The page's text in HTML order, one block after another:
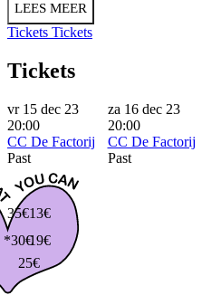
LEES MEER
Tickets Tickets
Tickets
vr 15 dec 23
20:00
CC De Factorij
Past
za 16 dec 23
20:00
CC De Factorij
Past
35€
*30€
25€
19€
13€